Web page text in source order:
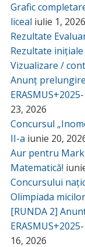
Grafic
liceal iulie 1, 2026
Rezultate
Rezultate
Vizualizare /
Anunț prelungire
23, 2026
Concursul
II-a iunie 20,
Aur pentru Mark
Matematică!
Concursului
Olimpiada
[RUNDA 2]
16, 2026